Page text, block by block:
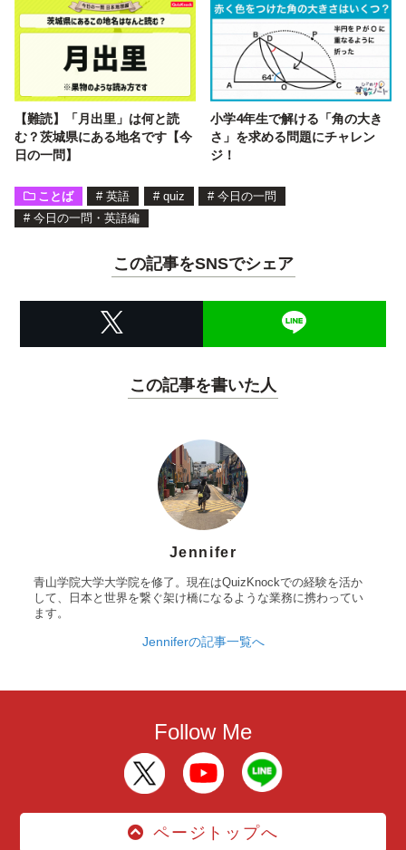
【難読】「月出里」は何と読
む？茨城県にある地名です【今
日の一問】
小学4年生で解ける「角の大き
さ」を求める問題にチャレン
ジ！
ことば # 英語 # quiz # 今日の一問
# 今日の一問・英語編
この記事をSNSでシェア
この記事を書いた人
Jennifer
青山学院大学大学院を修了。現在はQuizKnockでの経験を活か
して、日本と世界を繋ぐ架け橋になるような業務に携わってい
ます。
Jenniferの記事一覧へ
Follow Me
ページトップへ